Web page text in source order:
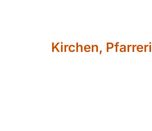
Kirchen,